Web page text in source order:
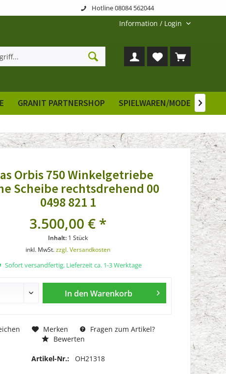
Hotline 08084 562044
Information / Login
GRANIT PARTNERSHOP SPIELWAREN/MODELLE

Orbis 750 Winkelgetriebe
Scheibe rechtsdrehend 00
0498 821 1
3.500,00 € *
Inhalt: 1 Stück
inkl. MwSt.zzgl. Versandkosten
Sofort versandfertig, Lieferzeit ca. 1-3 Werktage
In den Warenkorb
Merken
Fragen zum Artikel?
Bewerten
Artikel-Nr.: OH21318